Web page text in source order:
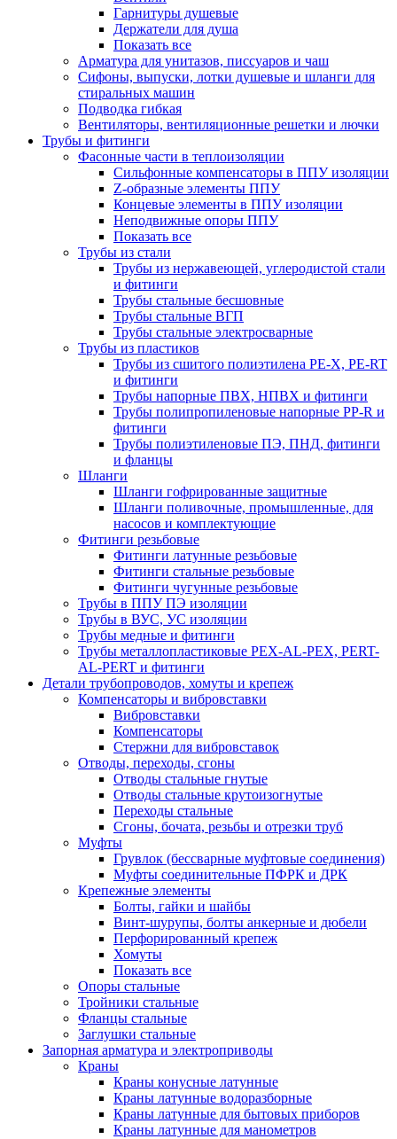
Гарнитуры душевые
Держатели для душа
Показать все
Арматура для унитазов, писсуаров и чаш
Сифоны, выпуски, лотки душевые и шланги для
стиральных машин
Подводка гибкая
Вентиляторы, вентиляционные решетки и лючки
Трубы и фитинги
Фасонные части в теплоизоляции
Cильфонные компенсаторы в ППУ изоляции
Z-образные элементы ППУ
Концевые элементы в ППУ изоляции
Неподвижные опоры ППУ
Показать все
Трубы из стали
Трубы из нержавеющей, углеродистой стали
и фитинги
Трубы стальные бесшовные
Трубы стальные ВГП
Трубы стальные электросварные
Трубы из пластиков
Трубы из сшитого полиэтилена PE-X, PE-RT
и фитинги
Трубы напорные ПВХ, НПВХ и фитинги
Трубы полипропиленовые напорные PP-R и
фитинги
Трубы полиэтиленовые ПЭ, ПНД, фитинги
и фланцы
Шланги
Шланги гофрированные защитные
Шланги поливочные, промышленные, для
насосов и комплектующие
Фитинги резьбовые
Фитинги латунные резьбовые
Фитинги стальные резьбовые
Фитинги чугунные резьбовые
Трубы в ППУ ПЭ изоляции
Трубы в ВУС, УС изоляции
Трубы медные и фитинги
Трубы металлопластиковые PEX-AL-PEX, PERT-
AL-PERT и фитинги
Детали трубопроводов, хомуты и крепеж
Компенсаторы и вибровставки
Вибровставки
Компенсаторы
Стержни для вибровставок
Отводы, переходы, сгоны
Отводы стальные гнутые
Отводы стальные крутоизогнутые
Переходы стальные
Сгоны, бочата, резьбы и отрезки труб
Муфты
Грувлок (бессварные муфтовые соединения)
Муфты соединительные ПФРК и ДРК
Крепежные элементы
Болты, гайки и шайбы
Винт-шурупы, болты анкерные и дюбели
Перфорированный крепеж
Хомуты
Показать все
Опоры стальные
Тройники стальные
Фланцы стальные
Заглушки стальные
Запорная арматура и электроприводы
Краны
Краны конусные латунные
Краны латунные водоразборные
Краны латунные для бытовых приборов
Краны латунные для манометров